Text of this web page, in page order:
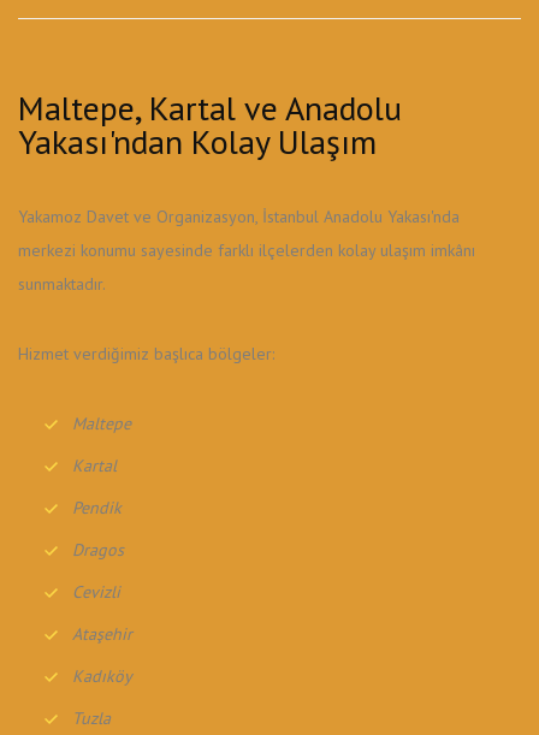
Maltepe, Kartal ve Anadolu
Yakası'ndan Kolay Ulaşım
Yakamoz Davet ve Organizasyon, İstanbul Anadolu Yakası'nda
merkezi konumu sayesinde farklı ilçelerden kolay ulaşım imkânı
sunmaktadır.
Hizmet verdiğimiz başlıca bölgeler:
Maltepe
Kartal
Pendik
Dragos
Cevizli
Ataşehir
Kadıköy
Tuzla